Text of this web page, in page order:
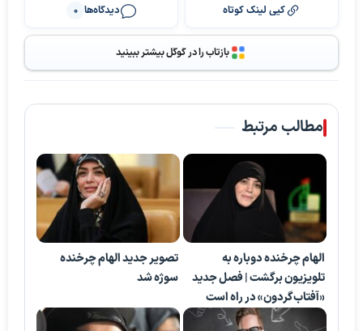
کپی لینک کوتاه دیدگاه‌ها 0
بازتاب را در گوگل بیشتر ببینید
مطالب مرتبط
الهام چرخنده دوباره به
تلویزیون برگشت | فصل جدید
«آفتاب‌گردون» در راه است
تصویر جدید الهام چرخنده
سوژه شد